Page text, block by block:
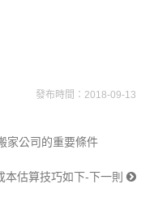
發布時間：2018-09-13
家公司的重要條件
估算技巧如下-下一則